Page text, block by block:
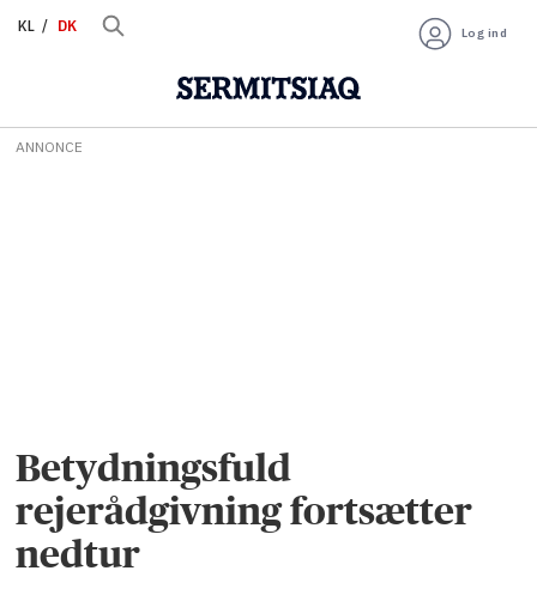
KL DK Log ind
ANNONCE
Betydningsfuld
rejerådgivning fortsætter
nedtur